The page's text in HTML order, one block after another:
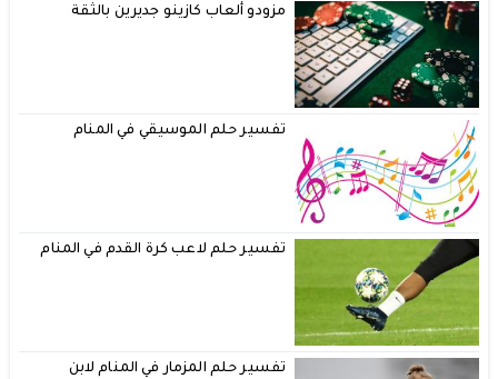
مزودو ألعاب كازينو جديرين بالثقة
تفسير حلم الموسيقي في المنام
تفسير حلم لاعب كرة القدم في المنام
تفسير حلم المزمار في المنام لابن